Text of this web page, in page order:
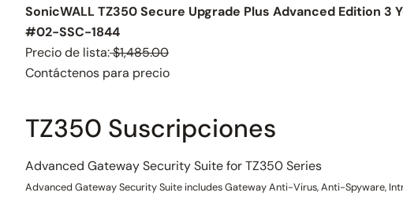
SonicWALL TZ350 Secure Upgrade Plus Advanced Edition 3
#02-SSC-1844
Precio de lista:$1,485.00
Contáctenos para precio
TZ350 Suscripciones
Advanced Gateway Security Suite for TZ350 Series
Advanced Gateway Security Suite includes Gateway Anti-Virus, Anti-Spyware,